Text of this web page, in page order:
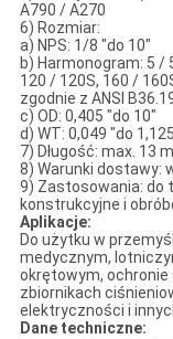
A790 / A270
6) Rozmiar:
a) NPS: 1/8 "do 10"
b) Harmonogram: 5 /
120 / 120S, 160 /
zgodnie z ANSI
c) OD: 0,405 "do 10"
d) WT: 0,049 "do
7) Długość: max. 13
8) Warunki dostawy:
9) Zastosowania: do
konstrukcyjne i
Aplikacje:
Do użytku w
medycznym,
okrętowym, ochronie
zbiornikach
elektryczności i
Dane techniczne: